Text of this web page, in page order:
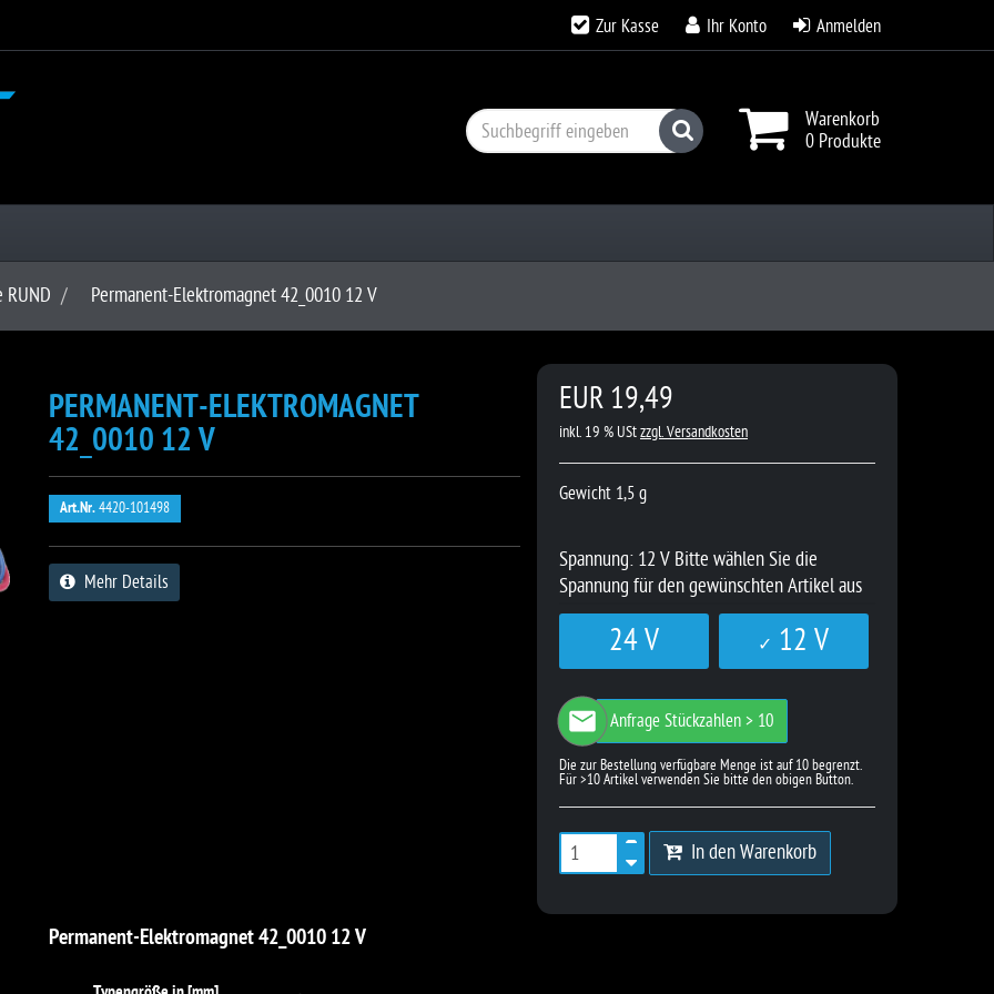
Zur Kasse Ihr Konto Anmelden
Warenkorb
0 Produkte
Suchen
RUND Permanent-Elektromagnet 42_0010 12 V
EUR 19,49
inkl. 19 % UStzzgl. Versandkosten
Gewicht 1,5 g
Spannung: 12 V Bitte wählen Sie die
Spannung für den gewünschten Artikel aus
24 V 12 V
Anfrage Stückzahlen > 10
In den Warenkorb
PERMANENT-ELEKTROMAGNET
42_0010 12 V
Art.Nr. 4420-101498
Mehr Details
Permanent-Elektromagnet 42_0010 12 V